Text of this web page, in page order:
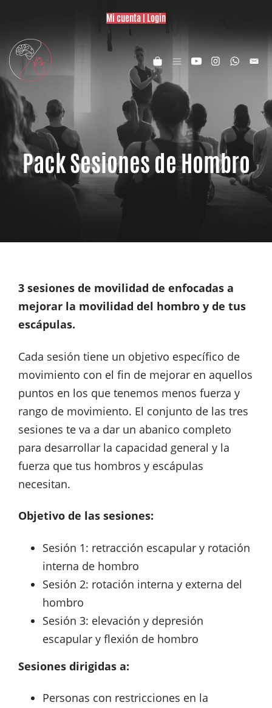
Mi cuenta | Login
Pack Sesiones de Hombro
3 sesiones de movilidad de enfocadas a
mejorar la movilidad del hombro y de tus
escápulas.
Cada sesión tiene un objetivo específico de
movimiento con el fin de mejorar en aquellos
puntos en los que tenemos menos fuerza y
rango de movimiento. El conjunto de las tres
sesiones te va a dar un abanico completo
para desarrollar la capacidad general y la
fuerza que tus hombros y escápulas
necesitan.
Objetivo de las sesiones:
Sesión 1: retracción escapular y rotación
interna de hombro
Sesión 2: rotación interna y externa del
hombro
Sesión 3: elevación y depresión
escapular y flexión de hombro
Sesiones dirigidas a:
Personas con restricciones en la